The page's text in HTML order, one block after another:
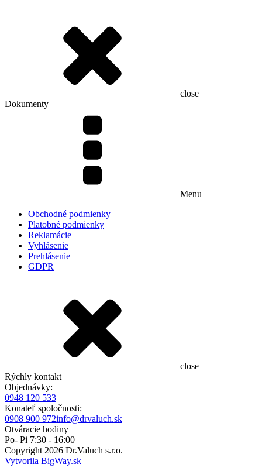
close
Dokumenty
Menu
Obchodné podmienky
Platobné podmienky
Reklamácie
Vyhlásenie
Prehlásenie
GDPR
close
Rýchly kontakt
Objednávky:
0948 120 533
Konateľ spoločnosti:
0908 900 972info@drvaluch.sk
Otváracie hodiny
Po- Pi 7:30 - 16:00
Copyright 2026 Dr.Valuch s.r.o.
Vytvorila BigWay.sk